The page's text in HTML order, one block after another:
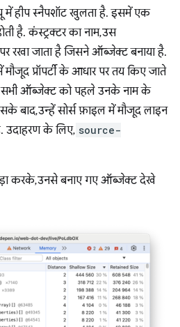
में हीप स्नैपशॉट खुलता है. इसमें एक
है. कंस्ट्रक्टर का नाम, उस
रखा जाता है जिसने ऑब्जेक्ट बनाया है.
प्रॉपर्टी के आधार पर तय किए जाते
सभी ऑब्जेक्ट को पहले उनके नाम के
बाद, उन्हें सोर्स फ़ाइल में मौजूद लाइन
उदाहरण के लिए, source-
करके, उनसे बनाए गए ऑब्जेक्ट देखे